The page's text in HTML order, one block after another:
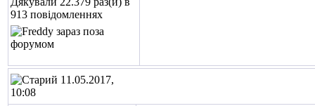
913 повідомленнях
11.05.2017,
10:08